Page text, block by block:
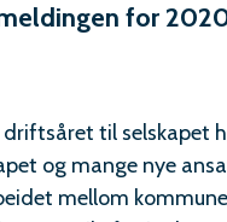
for
til selskapet
og mange nye
mellom